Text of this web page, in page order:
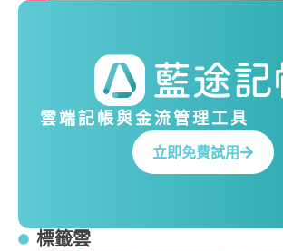
雲端記帳與金流管理工具
立即免費試用
標籤雲